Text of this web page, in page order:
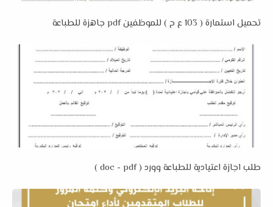
تحميل استمارة ( 103 ع ح ) للموظفين pdf جاهزة للطباعة
طلب اجازة اعتيادية للطباعة وورد ( doc - pdf )